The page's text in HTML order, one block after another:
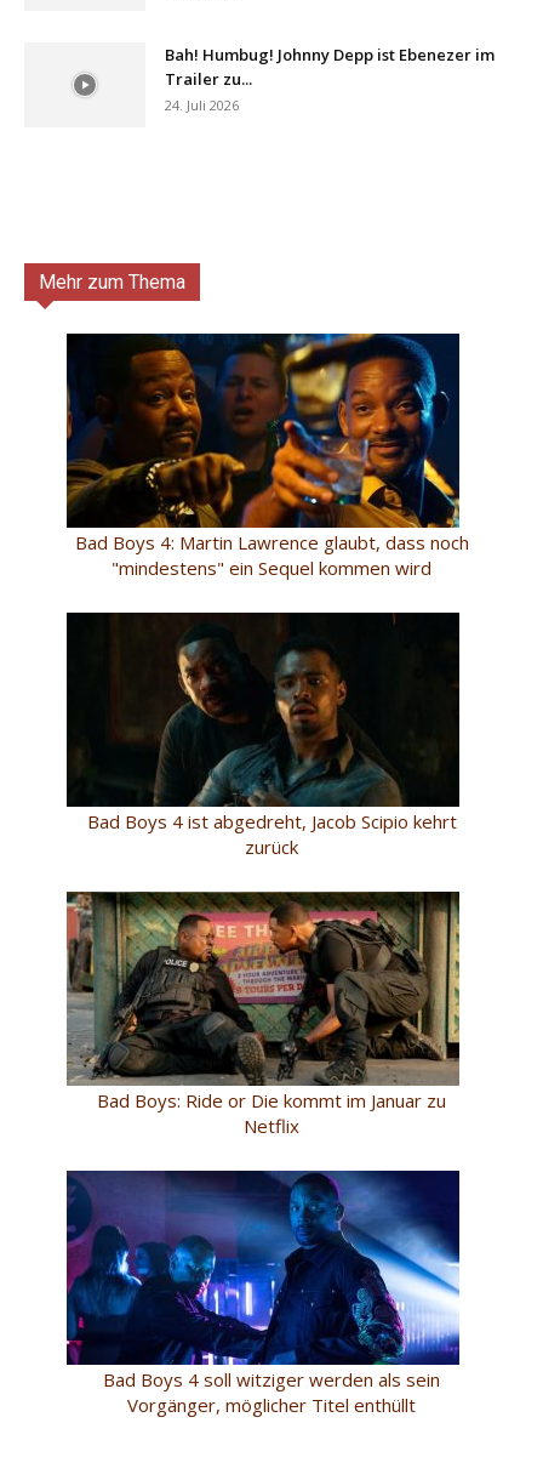
Bah! Humbug! Johnny Depp ist Ebenezer im
Trailer zu...
24. Juli 2026
Mehr zum Thema
Bad Boys 4: Martin Lawrence glaubt, dass noch
"mindestens" ein Sequel kommen wird
Bad Boys 4 ist abgedreht, Jacob Scipio kehrt
zurück
Bad Boys: Ride or Die kommt im Januar zu
Netflix
Bad Boys 4 soll witziger werden als sein
Vorgänger, möglicher Titel enthüllt